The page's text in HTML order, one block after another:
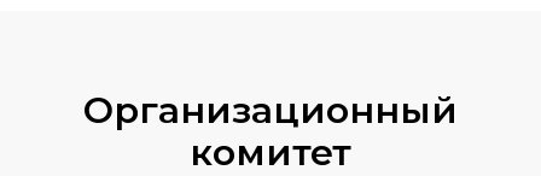
Организационный
комитет